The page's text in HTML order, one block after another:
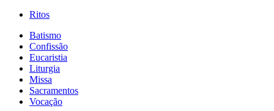
Ritos
Batismo
Confissão
Eucaristia
Liturgia
Missa
Sacramentos
Vocação